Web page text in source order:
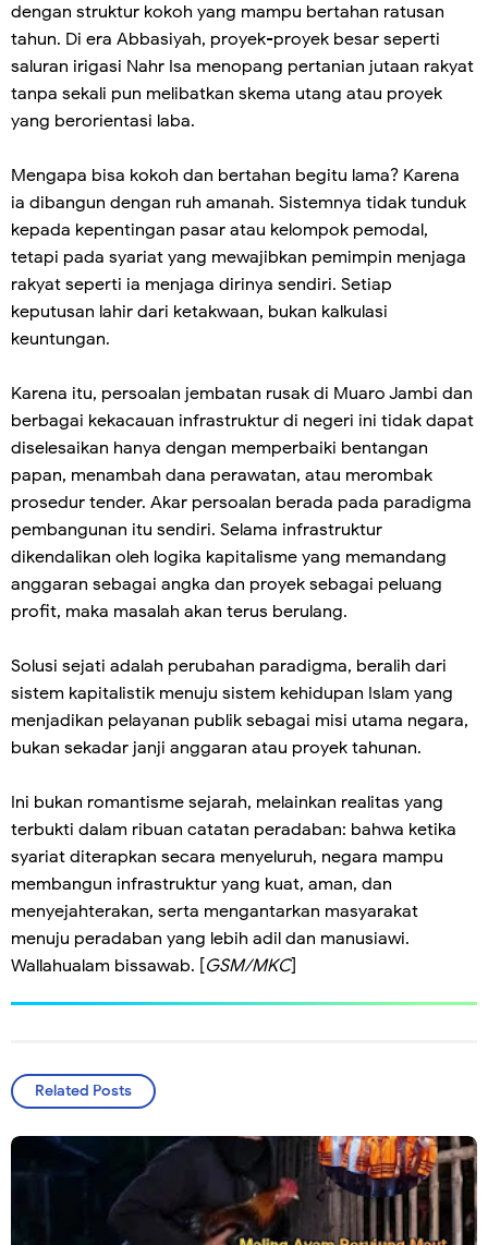
dengan struktur kokoh yang mampu bertahan ratusan
tahun. Di era Abbasiyah, proyek-proyek besar seperti
saluran irigasi Nahr Isa menopang pertanian jutaan rakyat
tanpa sekali pun melibatkan skema utang atau proyek
yang berorientasi laba.
Mengapa bisa kokoh dan bertahan begitu lama? Karena
ia dibangun dengan ruh amanah. Sistemnya tidak tunduk
kepada kepentingan pasar atau kelompok pemodal,
tetapi pada syariat yang mewajibkan pemimpin menjaga
rakyat seperti ia menjaga dirinya sendiri. Setiap
keputusan lahir dari ketakwaan, bukan kalkulasi
keuntungan.
Karena itu, persoalan jembatan rusak di Muaro Jambi dan
berbagai kekacauan infrastruktur di negeri ini tidak dapat
diselesaikan hanya dengan memperbaiki bentangan
papan, menambah dana perawatan, atau merombak
prosedur tender. Akar persoalan berada pada paradigma
pembangunan itu sendiri. Selama infrastruktur
dikendalikan oleh logika kapitalisme yang memandang
anggaran sebagai angka dan proyek sebagai peluang
profit, maka masalah akan terus berulang.
Solusi sejati adalah perubahan paradigma, beralih dari
sistem kapitalistik menuju sistem kehidupan Islam yang
menjadikan pelayanan publik sebagai misi utama negara,
bukan sekadar janji anggaran atau proyek tahunan.
Ini bukan romantisme sejarah, melainkan realitas yang
terbukti dalam ribuan catatan peradaban: bahwa ketika
syariat diterapkan secara menyeluruh, negara mampu
membangun infrastruktur yang kuat, aman, dan
menyejahterakan, serta mengantarkan masyarakat
menuju peradaban yang lebih adil dan manusiawi.
Wallahualam bissawab. [GSM/MKC]
Related Posts